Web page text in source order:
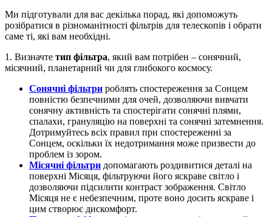
Ми підготували для вас декілька порад, які допоможуть
розібратися в різноманітності фільтрів для телескопів і обрати
саме ті, які вам необхідні.
1. Визначте тип фільтра, який вам потрібен – сонячний,
місячний, планетарний чи для глибокого космосу.
Сонячні фільтри роблять спостереження за Сонцем
повністю безпечними для очей, дозволяючи вивчати
сонячну активність та спостерігати сонячні плями,
спалахи, грануляцію на поверхні та сонячні затемнення.
Дотримуйтесь всіх правил при спостереженні за
Сонцем, оскільки їх недотримання може призвести до
проблем із зором.
Місячні фільтри допомагають роздивитися деталі на
поверхні Місяця, фільтруючи його яскраве світло і
дозволяючи підсилити контраст зображення. Світло
Місяця не є небезпечним, проте воно досить яскраве і
цим створює дискомфорт.